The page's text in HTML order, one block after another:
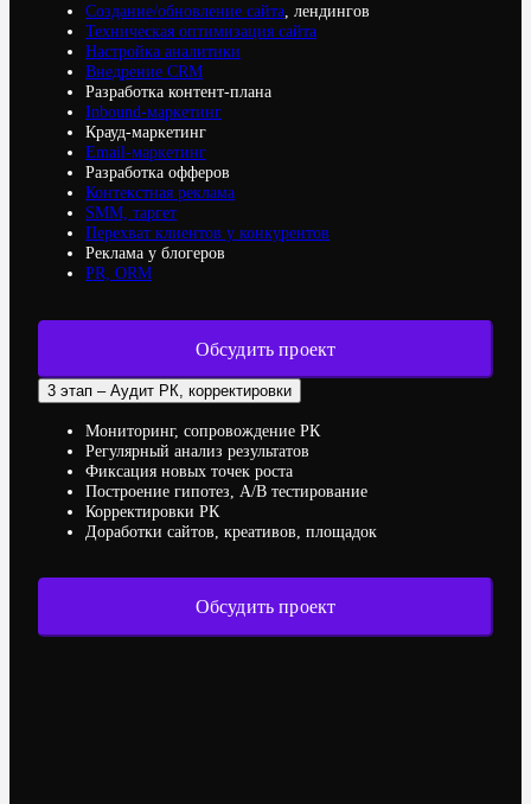
Создание/обновление сайта, лендингов
Техническая оптимизация сайта
Настройка аналитики
Внедрение CRM
Разработка контент-плана
Inbound-маркетинг
Крауд-маркетинг
Email-маркетинг
Разработка офферов
Контекстная реклама
SMM, таргет
Перехват клиентов у конкурентов
Реклама у блогеров
PR, ORM
Обсудить проект
3 этап – Аудит РК, корректировки
Мониторинг, сопровождение РК
Регулярный анализ результатов
Фиксация новых точек роста
Построение гипотез, A/B тестирование
Корректировки РК
Доработки сайтов, креативов, площадок
Обсудить проект